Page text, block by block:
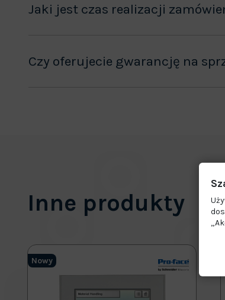
Jaki jest czas realizacji
Czy oferujecie gwarancję na
Inne produkty
Nowy